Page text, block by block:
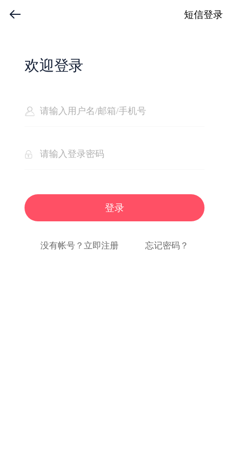
短信登录
欢迎登录
登录
没有帐号？立即注册 忘记密码？